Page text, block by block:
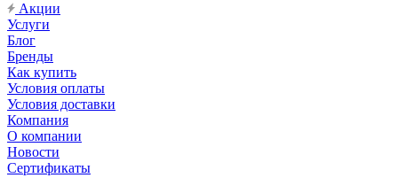
Акции
Услуги
Блог
Бренды
Как купить
Условия оплаты
Условия доставки
Компания
О компании
Новости
Сертификаты